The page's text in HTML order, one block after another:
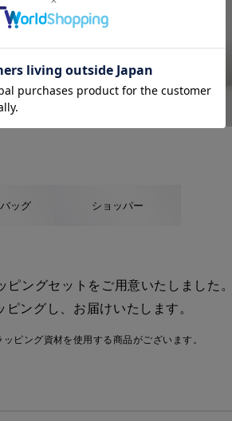
ッグ ショッパー
ピングセットを ご用意いたしました
ピングし、お届けいたします。
ピング資材を使用する商品がございます。